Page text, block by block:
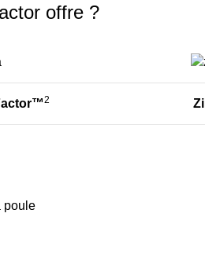
offre ?
2
poule